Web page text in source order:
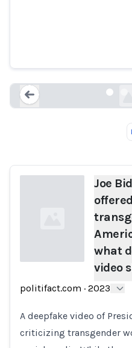
Loading...
Joe
what
video
politifact.com · 2023
A deepfake video of
criticizing transgender